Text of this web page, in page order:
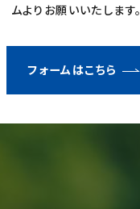
ムよりお願いいたします。
フォームはこちら